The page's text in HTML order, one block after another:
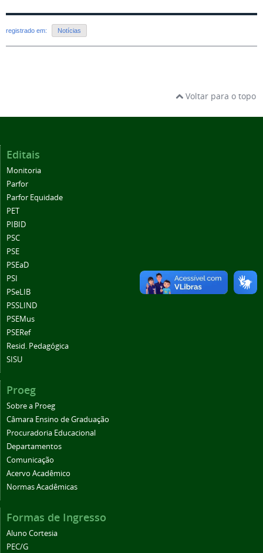
registrado em: Notícias
Voltar para o topo
Editais
Monitoria
Parfor
Parfor Equidade
PET
PIBID
PSC
PSE
PSEaD
PSI
PSeLIB
PSSLIND
PSEMus
PSERef
Resid. Pedagógica
SISU
Proeg
Sobre a Proeg
Câmara Ensino de Graduação
Procuradoria Educacional
Departamentos
Comunicação
Acervo Acadêmico
Normas Acadêmicas
Formas de Ingresso
Aluno Cortesia
PEC/G